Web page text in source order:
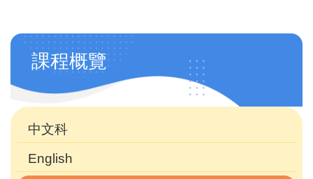
學
天
地
課程概覽
中文科
English